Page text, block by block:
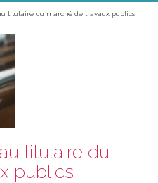
titulaire du marché de travaux publics
titulaire du
publics